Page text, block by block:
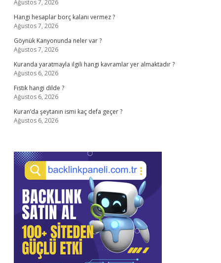
Ağustos 7, 2026
Hangi hesaplar borç kalanı vermez ?
Ağustos 7, 2026
Göynük Kanyonunda neler var ?
Ağustos 7, 2026
Kuranda yaratmayla ilgili hangi kavramlar yer almaktadır ?
Ağustos 6, 2026
Fıstık hangi dilde ?
Ağustos 6, 2026
Kuran’da şeytanın ismi kaç defa geçer ?
Ağustos 6, 2026